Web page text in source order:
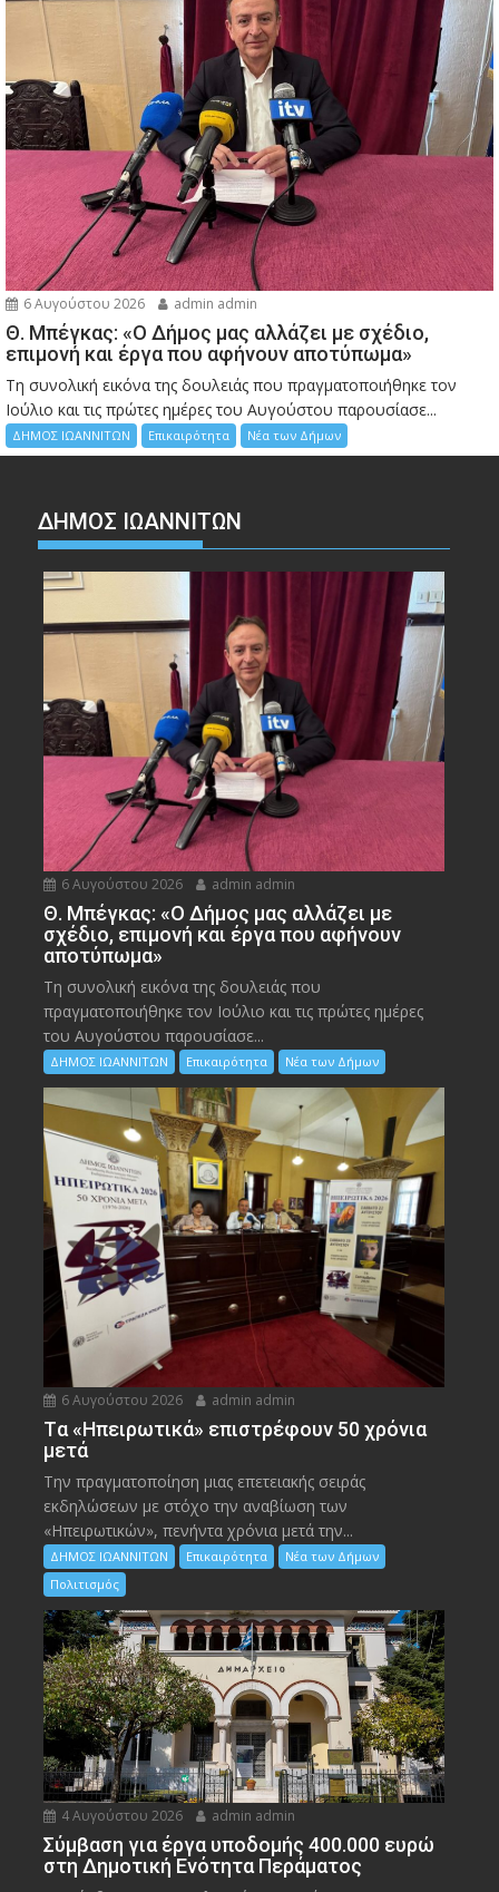
6 Αυγούστου 2026 admin admin
Θ. Μπέγκας: «Ο Δήμος μας αλλάζει με σχέδιο,
επιμονή και έργα που αφήνουν αποτύπωμα»
Τη συνολική εικόνα της δουλειάς που πραγματοποιήθηκε τον
Ιούλιο και τις πρώτες ημέρες του Αυγούστου παρουσίασε...
ΔΗΜΟΣ ΙΩΑΝΝΙΤΩΝ Επικαιρότητα Νέα των Δήμων
ΔΗΜΟΣ ΙΩΑΝΝΙΤΩΝ
6 Αυγούστου 2026 admin admin
Θ. Μπέγκας: «Ο Δήμος μας αλλάζει με
σχέδιο, επιμονή και έργα που αφήνουν
αποτύπωμα»
Τη συνολική εικόνα της δουλειάς που
πραγματοποιήθηκε τον Ιούλιο και τις πρώτες ημέρες
του Αυγούστου παρουσίασε...
ΔΗΜΟΣ ΙΩΑΝΝΙΤΩΝ Επικαιρότητα Νέα των Δήμων
6 Αυγούστου 2026 admin admin
Tα «Ηπειρωτικά» επιστρέφουν 50 χρόνια
μετά
Την πραγματοποίηση μιας επετειακής σειράς
εκδηλώσεων με στόχο την αναβίωση των
«Ηπειρωτικών», πενήντα χρόνια μετά την...
ΔΗΜΟΣ ΙΩΑΝΝΙΤΩΝ Επικαιρότητα
Νέα των Δήμων
Πολιτισμός
4 Αυγούστου 2026 admin admin
Σύμβαση για έργα υποδομής 400.000 ευρώ
στη Δημοτική Ενότητα Περάματος